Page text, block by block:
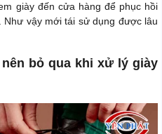
giày đến cửa hàng để phục hồi
Như vậy mới tái sử dụng được lâu
bỏ qua khi xử lý giày